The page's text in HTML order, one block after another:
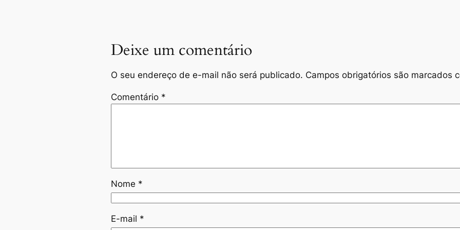
Deixe um comentário
O seu endereço de e-mail não será publicado. Campos obrigatórios são marcados
Comentário *
Nome *
E-mail *